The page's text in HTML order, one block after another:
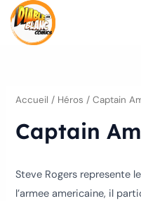
Aller
contenu
Accueil / Héros / Captain
Captain
Steve Rogers represente
l’armee americaine, il